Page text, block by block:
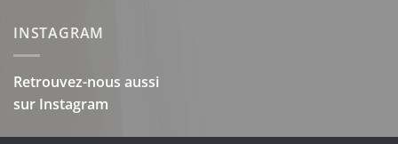
INSTAGRAM
Retrouvez-nous aussi
sur Instagram